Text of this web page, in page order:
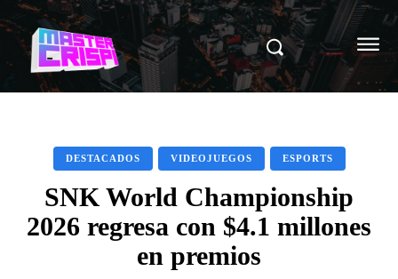
DESTACADOS VIDEOJUEGOS ESPORTS
SNK World Championship
2026 regresa con $4.1 millones
en premios